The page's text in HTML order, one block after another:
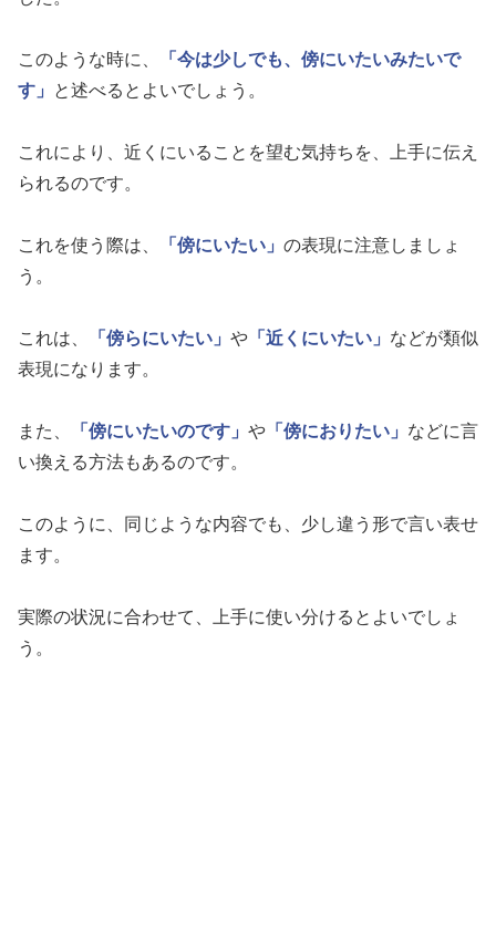
このような時に、
「今は少しでも、傍にいたいみたいで
す」
と述べるとよいでしょう。
これにより、近くにいることを望む気持ちを、上手に伝え
られるのです。
これを使う際は、 「傍にいたい」 の表現に注意しましょ
う。
これは、 「傍らにいたい」 や 「近くにいたい」 などが類似
表現になります。
また、 「傍にいたいのです」 や 「傍におりたい」 などに言
い換える方法もあるのです。
このように、同じような内容でも、少し違う形で言い表せ
ます。
実際の状況に合わせて、上手に使い分けるとよいでしょ
う。